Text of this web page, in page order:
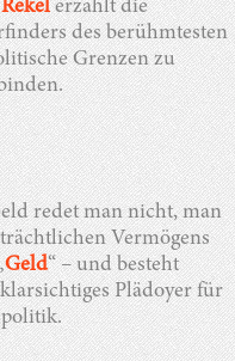
erzählt die
des berühmtesten
Grenzen zu
redet man nicht, man
Vermögens
Geld“ – und besteht
Plädoyer für